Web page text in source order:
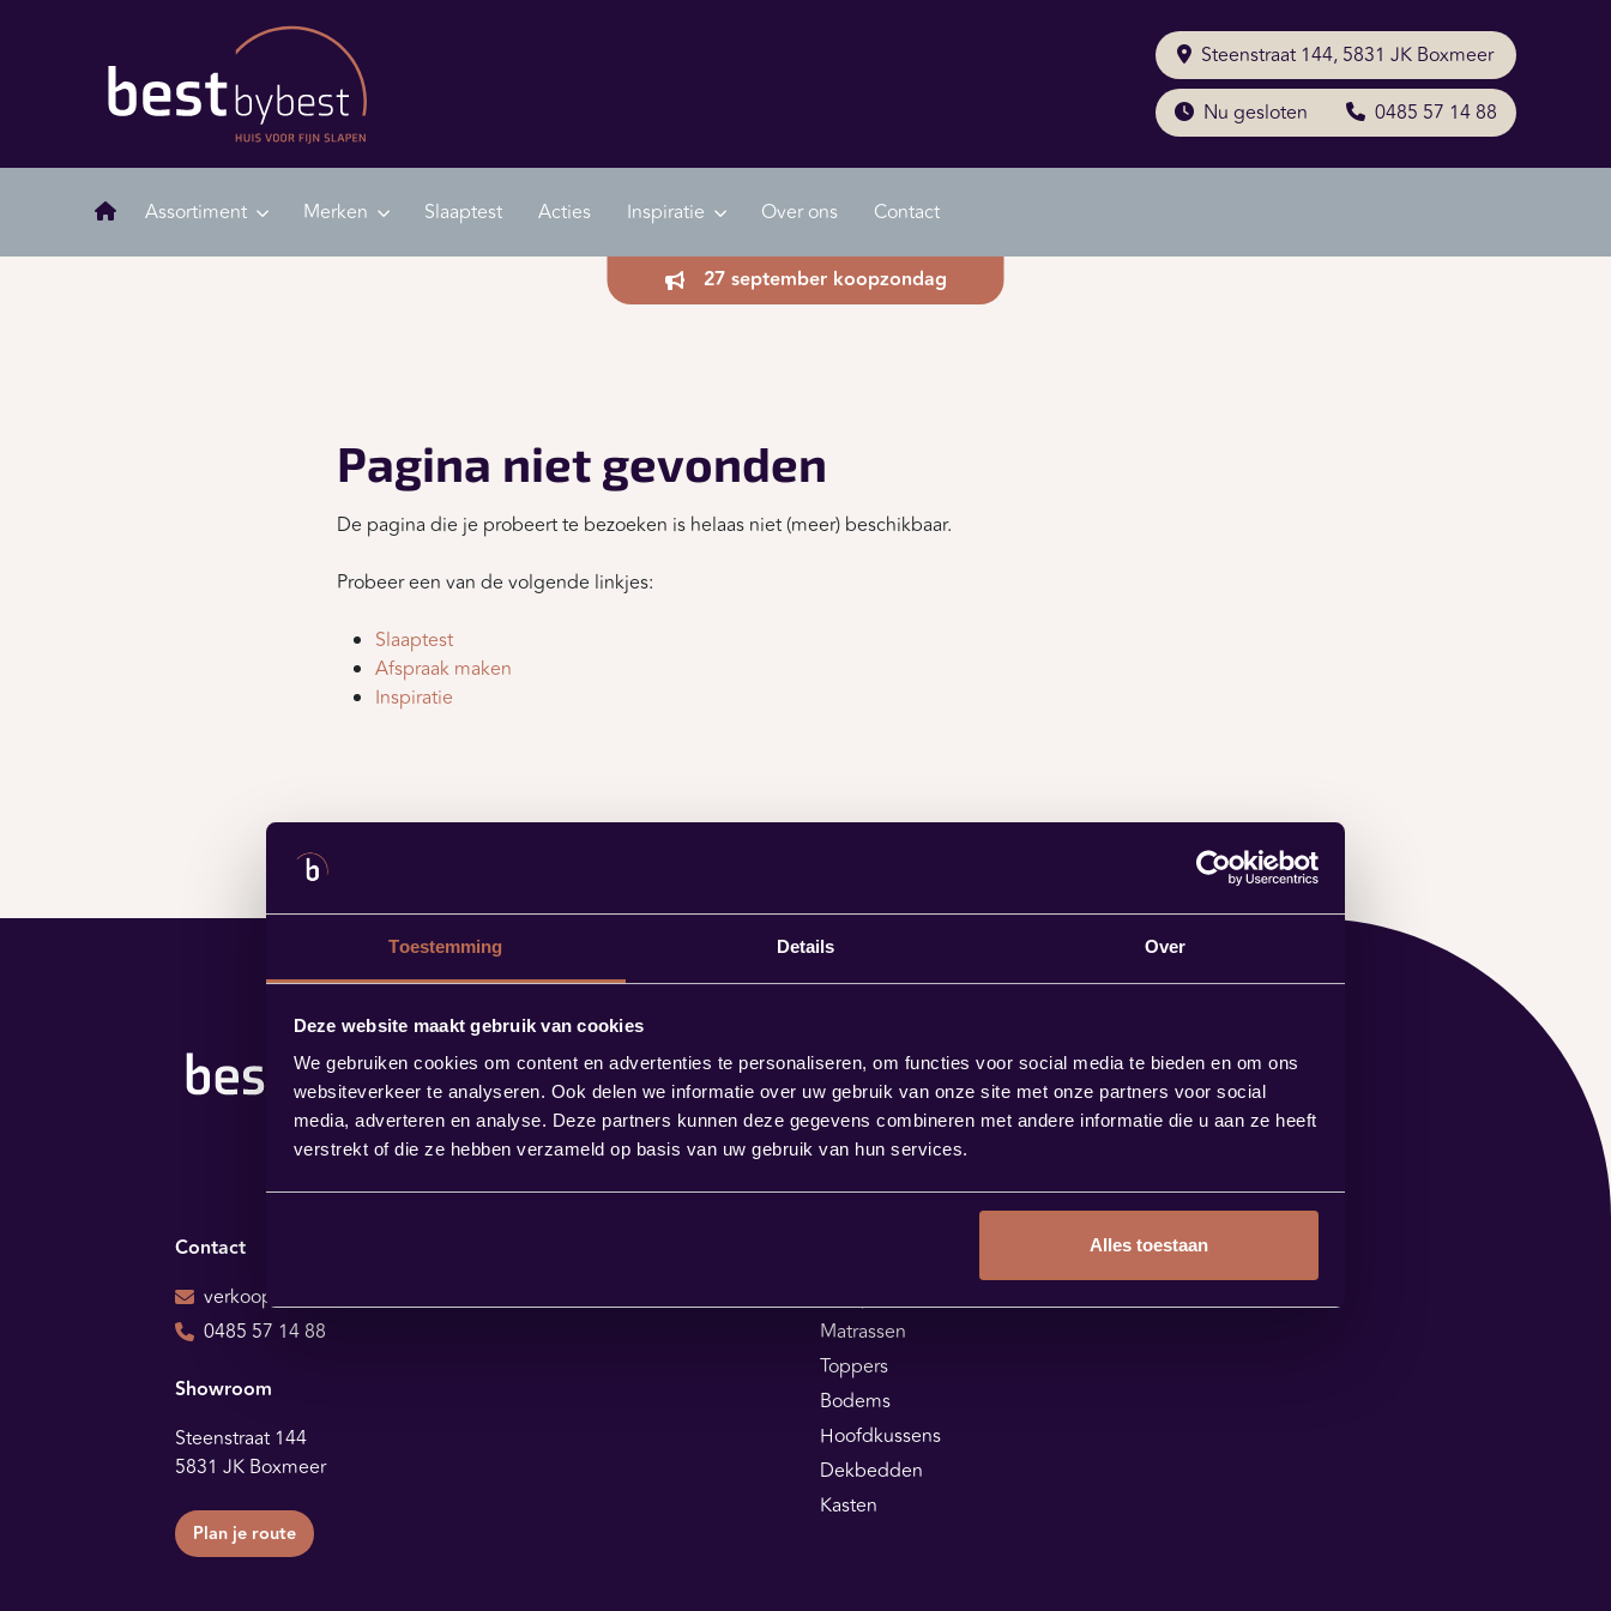
Toestemming Details Over
Deze website maakt gebruik van cookies
We gebruiken cookies om content en advertenties te personaliseren, om functies voor social media te bieden en om ons
websiteverkeer te analyseren. Ook delen we informatie over uw gebruik van onze site met onze partners voor social
media, adverteren en analyse. Deze partners kunnen deze gegevens combineren met andere informatie die u aan ze heeft
verstrekt of die ze hebben verzameld op basis van uw gebruik van hun services.
Alles toestaan
Steenstraat 144, 5831 JK Boxmeer
Nu gesloten
0485 57 14 88
Assortiment Merken Slaaptest Acties Inspiratie Over ons Contact
27 september koopzondag
Pagina niet gevonden
De pagina die je probeert te bezoeken is helaas niet (meer) beschikbaar.
Probeer een van de volgende linkjes:
Slaaptest
Afspraak maken
Inspiratie
Contact
verkoop@bestbybest.nl
0485 57 14 88
Showroom
Steenstraat 144
5831 JK Boxmeer
Plan je route
Matrassen
Toppers
Bodems
Hoofdkussens
Dekbedden
Kasten